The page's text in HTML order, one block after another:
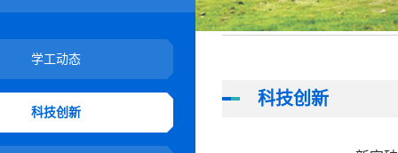
学工动态
科技创新
科技创新